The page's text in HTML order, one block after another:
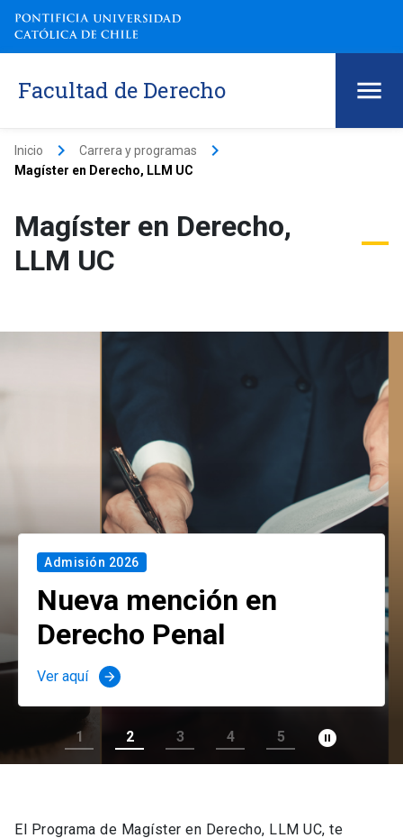
Facultad de Derecho
Inicio keyboard_arrow_right Carrera y programas keyboard_arrow_right
Magíster en Derecho, LLM UC
Magíster en Derecho,
LLM UC
Admisión 2026
Nueva mención en
Derecho Penal
Ver aquí arrow_forward
1 2 3 4 5 pause_circle_filled
El Programa de Magíster en Derecho, LLM UC, te